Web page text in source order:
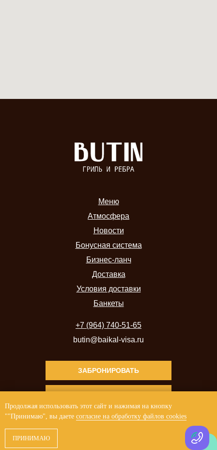
Бонусная система
Меню
Атмосфера
Новости
ЗАБРОНИРОВАТЬ
+7 (964) 740-51-65
butin@baikal-visa.ru
Бизнес-ланч
Доставка
Условия доставки
Банкеты
Продолжая использовать этот сайт и нажимая на кнопку
""Принимаю", вы даете согласие на обработку файлов cookies
ПРИНИМАЮ